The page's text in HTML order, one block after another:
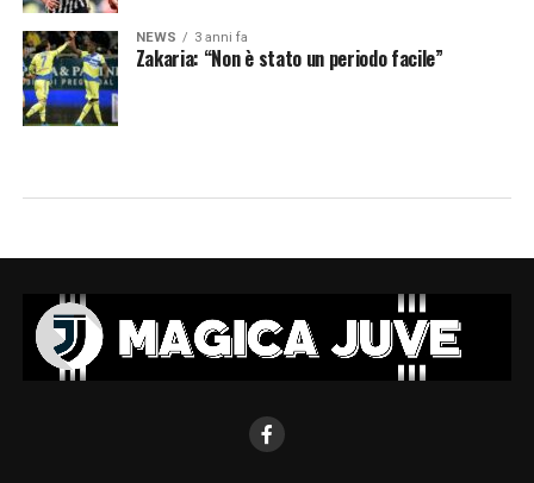
NEWS 3 anni fa
Zakaria: “Non è stato un periodo facile”